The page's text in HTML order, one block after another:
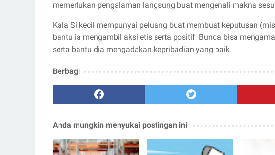
memerlukan pengalaman langsung buat mengenali makna
Kala Si kecil mempunyai peluang buat membuat keputusan
bantu ia mengambil aksi etis serta positif. Bunda bisa
serta bantu dia mengadakan kepribadian yang baik.
Berbagi
Anda mungkin menyukai postingan ini